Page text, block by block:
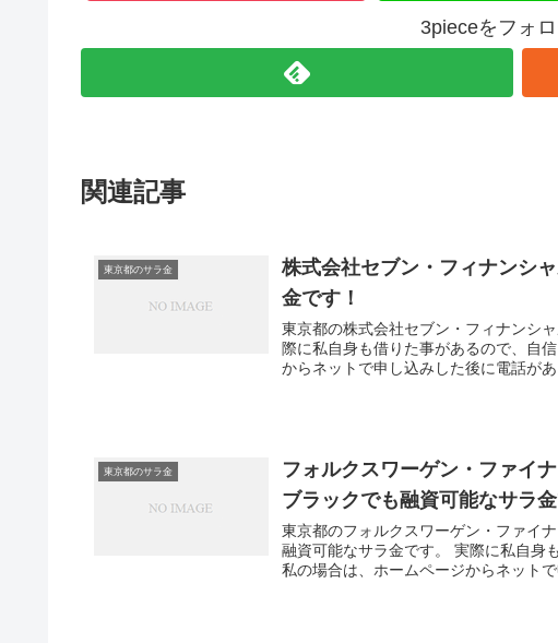
3pieceをフォ
関連記事
東京都のサラ金
株式会社セブン・フィナンシ
金です！
東京都の株式会社セブン・フィナンシ
際に私自身も借りた事があるので、自
からネットで申し込みした後に電話が
東京都のサラ金
フォルクスワーゲン・ファイ
ブラックでも融資可能なサラ金
東京都のフォルクスワーゲン・ファイ
融資可能なサラ金です。 実際に私自身
私の場合は、ホームページからネット